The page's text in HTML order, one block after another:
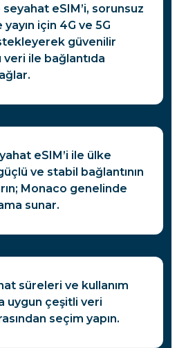
eSIM’i, sorunsuz
için 4G ve 5G
güvenilir
veri ile bağlantıda
eSIM’i ile ülke
ve stabil bağlantının
Monaco genelinde
sunar.
süreleri ve kullanım
uygun çeşitli veri
seçim yapın.